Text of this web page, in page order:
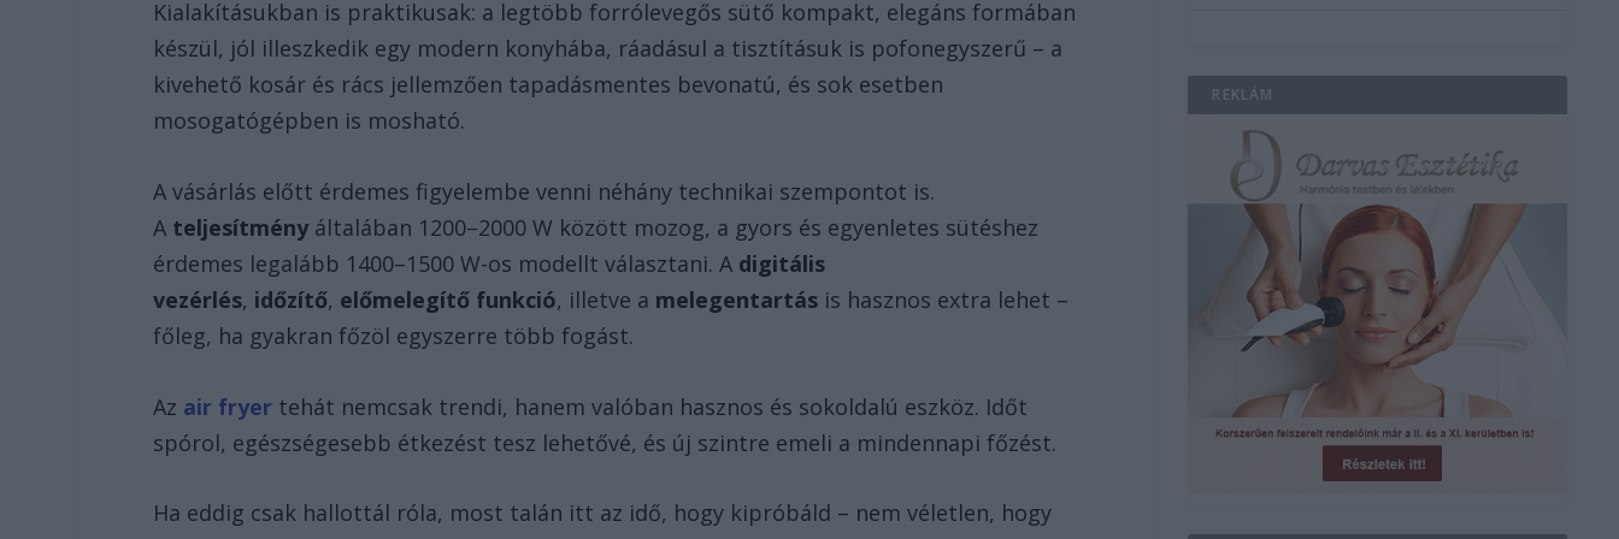
Kialakításukban is praktikusak: a legtöbb forrólevegős sütő kompakt, elegáns formában
készül, jól illeszkedik egy modern konyhába, ráadásul a tisztításuk is pofonegyszerű – a
kivehető kosár és rács jellemzően tapadásmentes bevonatú, és sok esetben
mosogatógépben is mosható.
A vásárlás előtt érdemes figyelembe venni néhány technikai szempontot is.
A teljesítményáltalában 1200–2000 W között mozog, a gyors és egyenletes sütéshez
érdemes legalább 1400–1500 W-os modellt választani. A digitális
vezérlés, időzítő, előmelegítő funkció, illetve a melegentartás is hasznos extra lehet –
főleg, ha gyakran főzöl egyszerre több fogást.
Az air fryer tehát nemcsak trendi, hanem valóban hasznos és sokoldalú eszköz. Időt
spórol, egészségesebb étkezést tesz lehetővé, és új szintre emeli a mindennapi főzést.
Ha eddig csak hallottál róla, most talán itt az idő, hogy kipróbáld – nem véletlen, hogy
REKLÁM